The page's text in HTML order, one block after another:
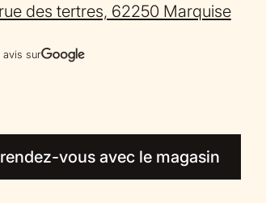
des tertres, 62250 Marquise
avis sur
vous avec le magasin